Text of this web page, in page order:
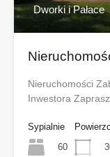
Dworki i Pałace
Nieruchomości
Inwestora
Sypialnie
60